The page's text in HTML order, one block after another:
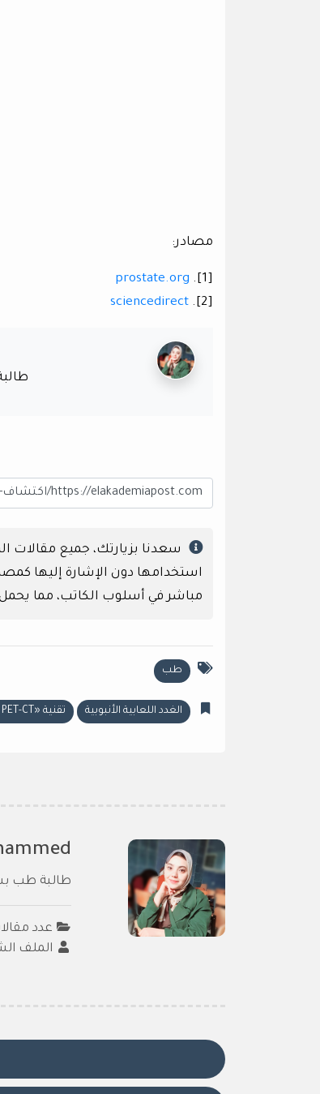
مصادر:
[1].
prostate.org
[2].
سعدنا بزيارتك، جميع مقالات
استخدامها دون الإشارة إليها
مباشر في أسلوب الكاتب، مما
طب
الغدد اللعابية الأنبوبية تقنية «PSMA PET-CT»
طالبة طب
عدد
الملف